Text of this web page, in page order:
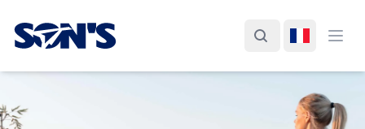
Laboratorios Química Son's
Rechercher
Changer